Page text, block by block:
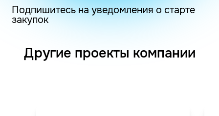
Подпишитесь на уведомления о старте
закупок
Другие проекты компании